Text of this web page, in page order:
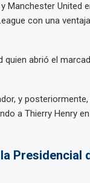
Manchester United
con una
abrió el
y
a Thierry Henry
Presidencial